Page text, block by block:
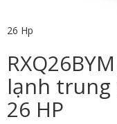
26 Hp
lạnh trung
26 HP